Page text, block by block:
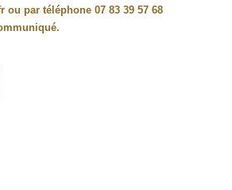
ou par téléphone 07 83 39 57 68